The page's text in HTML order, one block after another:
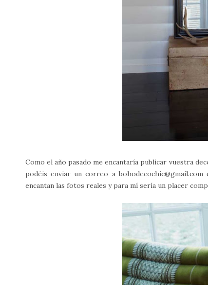
Como el año pasado me encantaría publicar vuestra
podéis enviar un correo a
encantan las fotos reales y para mí sería un placer